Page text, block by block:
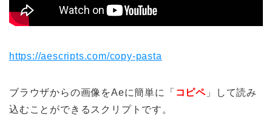
https://aescripts.com/copy-pasta
ブラウザからの画像をAeに簡単に「 コピペ 」して読み
込むことができるスクリプトです。